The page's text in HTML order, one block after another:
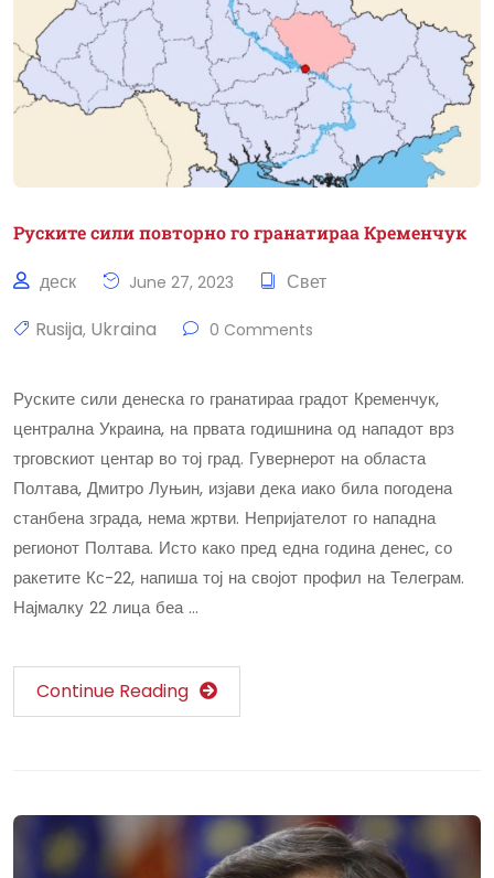
Руските сили повторно го гранатираа Кременчук
деск June 27, 2023
Свет
Rusija, Ukraina 0 Comments
Руските сили денеска го гранатираа градот Кременчук,
централна Украина, на првата годишнина од нападот врз
трговскиот центар во тој град. Гувернерот на областа
Полтава, Дмитро Луњин, изјави дека иако била погодена
станбена зграда, нема жртви. Непријателот го нападна
регионот Полтава. Исто како пред една година денес, со
ракетите Кс-22, напиша тој на својот профил на Телеграм.
Најмалку 22 лица беа …
Continue Reading